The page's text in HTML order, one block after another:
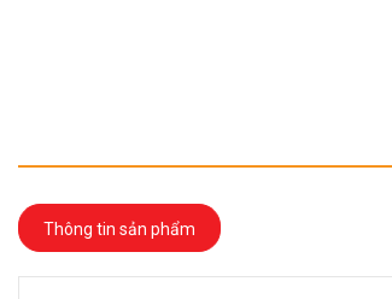
Thông tin sản phẩm